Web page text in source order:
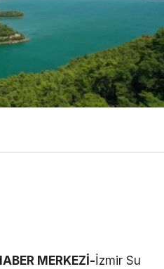
MERKEZİ-İzmir Su